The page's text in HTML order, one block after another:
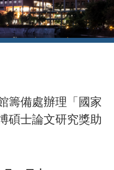
籌備處辦理「國家
碩士論文研究獎助